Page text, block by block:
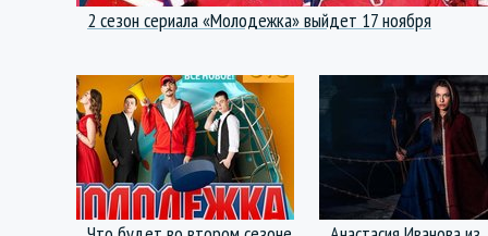
2 сезон сериала «Молодежка» выйдет 17 ноября